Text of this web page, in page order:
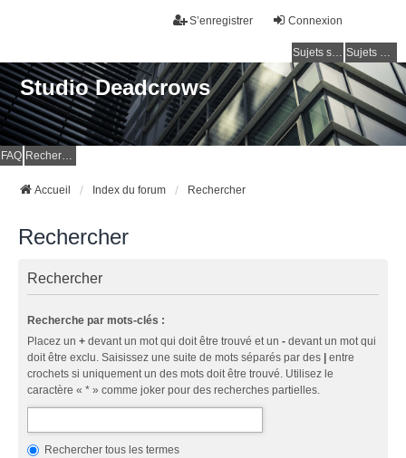
Connexion
S’enregistrer
Sujets sans réponse Sujets actifs
Studio Deadcrows
FAQ Rechercher
Accueil Index du forum Rechercher
Rechercher
Rechercher
Recherche par mots-clés :
Placez un + devant un mot qui doit être trouvé et un - devant un mot qui
doit être exclu. Saisissez une suite de mots séparés par des | entre
crochets si uniquement un des mots doit être trouvé. Utilisez le
caractère « * » comme joker pour des recherches partielles.
Rechercher tous les termes